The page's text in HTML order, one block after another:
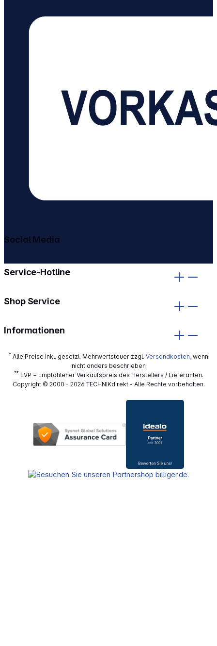
Service-Hotline
Shop Service
Informationen
Social Media
* Alle Preise inkl. gesetzl. Mehrwertsteuer zzgl. Versandkosten, wenn
nicht anders beschrieben
**EVP = Empfohlener Verkaufspreis des Herstellers / Lieferanten.
Copyright © 2000 - 2026 TECHNIKdirekt - Alle Rechte vorbehalten.